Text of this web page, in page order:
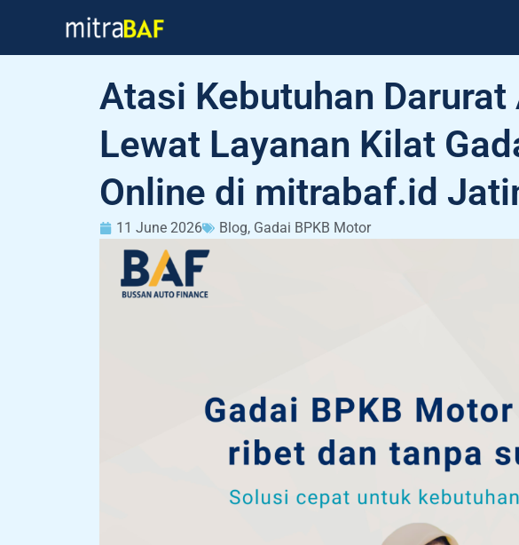
content
Atasi Kebutuhan Darurat
Lewat Layanan Kilat
Online di mitrabaf.id
11 June 2026 Blog, Gadai BPKB Motor